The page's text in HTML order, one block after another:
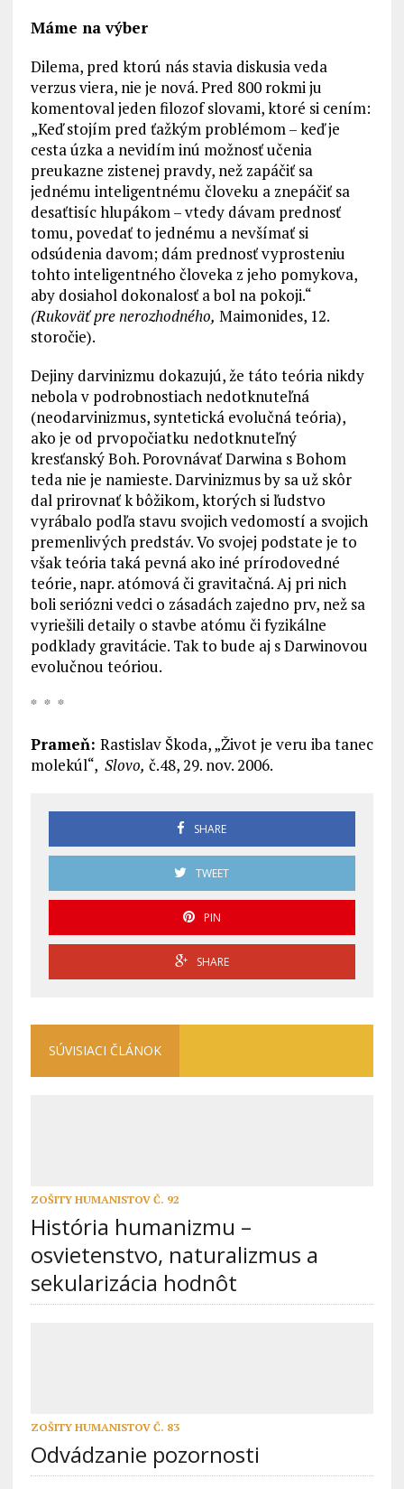
Máme na výber
Dilema, pred ktorú nás stavia diskusia veda
verzus viera, nie je nová. Pred 800 rokmi ju
komentoval jeden filozof slovami, ktoré si cením:
„Keď stojím pred ťažkým problémom – keď je
cesta úzka a nevidím inú možnosť učenia
preukazne zistenej pravdy, než zapáčiť sa
jednému inteligentnému človeku a znepáčiť sa
desaťtisíc hlupákom – vtedy dávam prednosť
tomu, povedať to jednému a nevšímať si
odsúdenia davom; dám prednosť vyprosteniu
tohto inteligentného človeka z jeho pomykova,
aby dosiahol dokonalosť a bol na pokoji.“
(Rukoväť pre nerozhodného, Maimonides, 12.
storočie).
Dejiny darvinizmu dokazujú, že táto teória nikdy
nebola v podrobnostiach nedotknuteľná
(neodarvinizmus, syntetická evolučná teória),
ako je od prvopočiatku nedotknuteľný
kresťanský Boh. Porovnávať Darwina s Bohom
teda nie je namieste. Darvinizmus by sa už skôr
dal prirovnať k bôžikom, ktorých si ľudstvo
vyrábalo podľa stavu svojich vedomostí a svojich
premenlivých predstáv. Vo svojej podstate je to
však teória taká pevná ako iné prírodovedné
teórie, napr. atómová či gravitačná. Aj pri nich
boli seriózni vedci o zásadách zajedno prv, než sa
vyriešili detaily o stavbe atómu či fyzikálne
podklady gravitácie. Tak to bude aj s Darwinovou
evolučnou teóriou.
* * *
Prameň: Rastislav Škoda, „Život je veru iba tanec
molekúl“, Slovo, č.48, 29. nov. 2006.
SHARE
TWEET
PIN
SHARE
SÚVISIACI ČLÁNOK
ZOŠITY HUMANISTOV Č. 92
História humanizmu –
osvietenstvo, naturalizmus a
sekularizácia hodnôt
ZOŠITY HUMANISTOV Č. 83
Odvádzanie pozornosti